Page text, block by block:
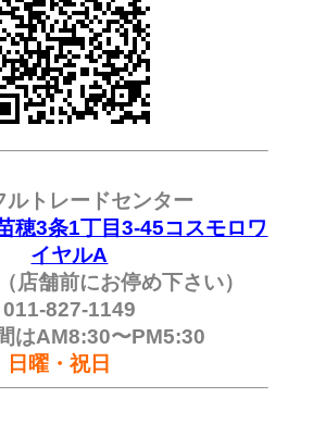
ルトレードセンター
穂3条1丁目3-45コスモロワ
イヤルA
店舗前にお停め下さい）
011-827-1149
はAM8:30〜PM5:30
日曜・祝日